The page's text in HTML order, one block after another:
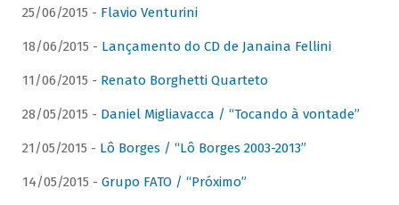
25/06/2015 - Flavio Venturini
18/06/2015 - Lançamento do CD de Janaina Fellini
11/06/2015 - Renato Borghetti Quarteto
28/05/2015 - Daniel Migliavacca / “Tocando à vontade”
21/05/2015 - Lô Borges / “Lô Borges 2003-2013”
14/05/2015 - Grupo FATO / “Próximo”